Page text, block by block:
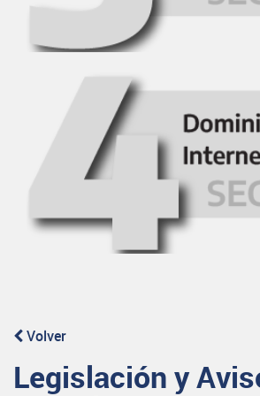
Volver
Legislación y